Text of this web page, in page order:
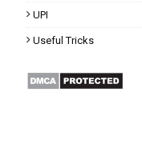
UPI
Useful Tricks